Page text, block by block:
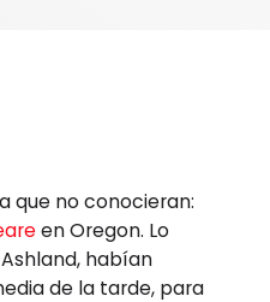
que no conocieran:
en Oregon. Lo
habían
de la tarde, para